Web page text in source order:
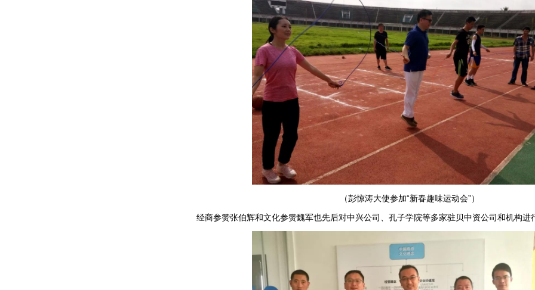
（彭惊涛大使参加“新春趣味运动会”）
经商参赞张伯辉和文化参赞魏军也先后对中兴公司、孔子学院等多家驻贝中资公司和机构进